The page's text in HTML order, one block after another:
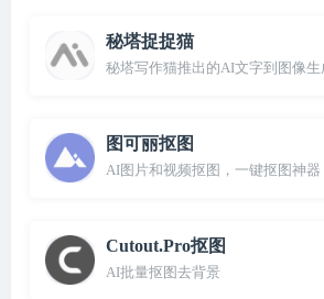
秘塔捉捉猫
秘塔写作猫推出的AI文字到图像生
图可丽抠图
AI图片和视频抠图，一键抠图神器
Cutout.Pro抠图
AI批量抠图去背景